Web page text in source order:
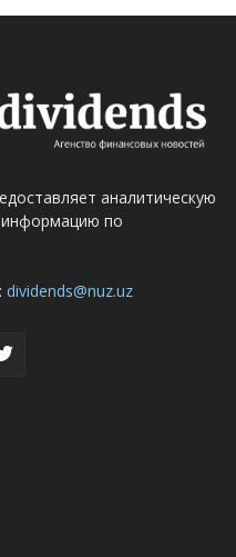
аналитическую
информацию по
dividends@nuz.uz